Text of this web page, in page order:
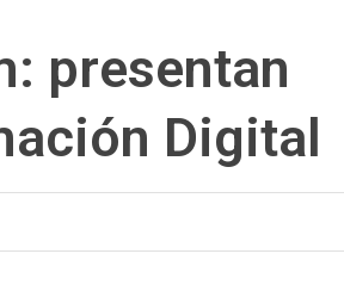
presentan
Digital